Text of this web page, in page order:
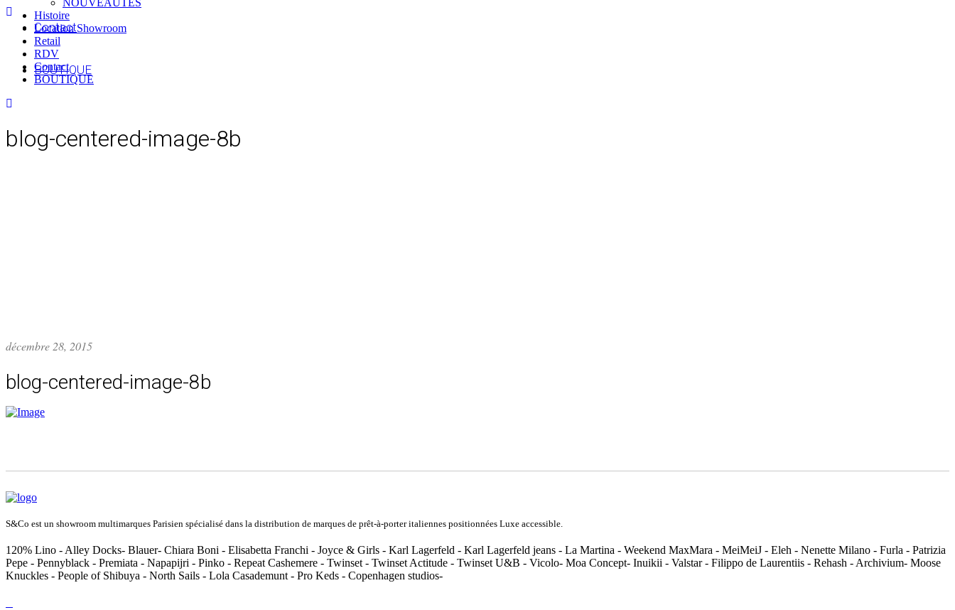
Contact
BOUTIQUE
NOUVEAUTES
Histoire
Location Showroom
Retail
RDV
Contact
BOUTIQUE
blog-centered-image-8b
décembre 28, 2015
blog-centered-image-8b
S&Co est un showroom multimarques Parisien spécialisé dans la distribution de marques de prêt-à-porter italiennes positionnées Luxe accessible.
120% Lino - Alley Docks- Blauer- Chiara Boni - Elisabetta Franchi - Joyce & Girls - Karl Lagerfeld - Karl Lagerfeld jeans - La Martina - Weekend MaxMara - MeiMeiJ - Eleh - Nenette Milano - Furla - Patrizia
Pepe - Pennyblack - Premiata - Napapijri - Pinko - Repeat Cashemere - Twinset - Twinset Actitude - Twinset U&B - Vicolo- Moa Concept- Inuikii - Valstar - Filippo de Laurentiis - Rehash - Archivium- Moose
Knuckles - People of Shibuya - North Sails - Lola Casademunt - Pro Keds - Copenhagen studios-